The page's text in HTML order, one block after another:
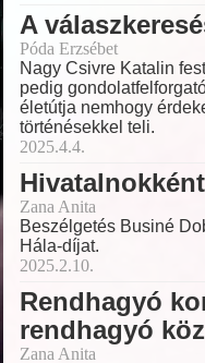
A
Póda Erzsébet
Nagy Csivre Katalin
pedig
életútja nemhogy
történésekkel teli.
2025.4.4.
Zana Anita
Beszélgetés Businé
Hála-díjat.
2025.2.10.
Rendhagyó
rendhagyó
Zana Anita